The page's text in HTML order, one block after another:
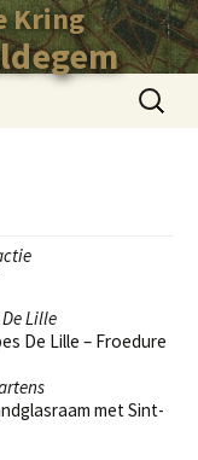
Kring
Zoeken
naar:
Lille
De Lille – Froedure
met Sint-